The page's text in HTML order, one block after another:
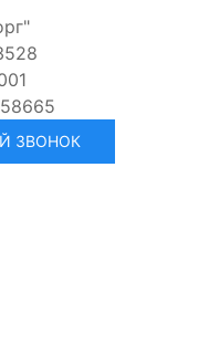
ЗВОНОК